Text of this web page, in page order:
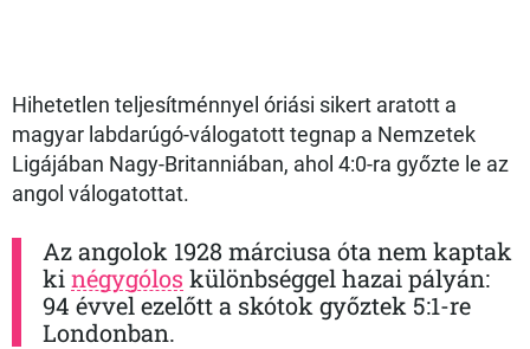
Hihetetlen teljesítménnyel óriási sikert aratott a
magyar labdarúgó-válogatott tegnap a Nemzetek
Ligájában Nagy-Britanniában, ahol 4:0-ra győzte le az
angol válogatottat.
Az angolok 1928 márciusa óta nem kaptak
kinégygólos különbséggel hazai pályán:
94 évvel ezelőtt a skótok győztek 5:1-re
Londonban.